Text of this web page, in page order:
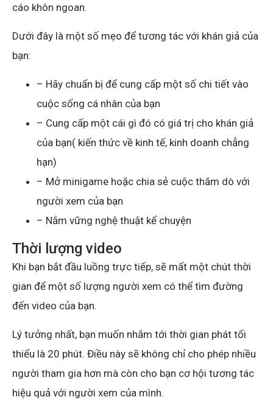
cáo khôn ngoan.
Dưới đây là một số mẹo để tương tác với khán giả của
bạn:
– Hãy chuẩn bị để cung cấp một số chi tiết vào
cuộc sống cá nhân của bạn
– Cung cấp một cái gì đó có giá trị cho khán giả
của bạn( kiến thức về kinh tế, kinh doanh chẳng
hạn)
– Mở minigame hoặc chia sẻ cuộc thăm dò với
người xem của bạn
– Nắm vững nghệ thuật kể chuyện
Thời lượng video
Khi bạn bắt đầu luồng trực tiếp, sẽ mất một chút thời
gian để một số lượng người xem có thể tìm đường
đến video của bạn.
Lý tưởng nhất, bạn muốn nhắm tới thời gian phát tối
thiểu là 20 phút. Điều này sẽ không chỉ cho phép nhiều
người tham gia hơn mà còn cho bạn cơ hội tương tác
hiệu quả với người xem của mình.